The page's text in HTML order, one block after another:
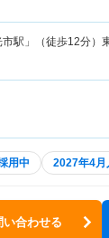
駅」（徒歩12分）
用中 2027年4月
い合わせる